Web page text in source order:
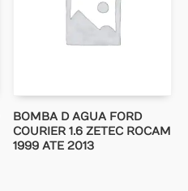
BOMBA D AGUA FORD
COURIER 1.6 ZETEC ROCAM
1999 ATE 2013